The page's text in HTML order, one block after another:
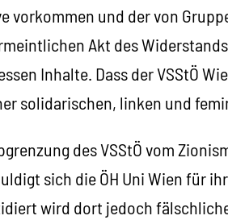
vorkommen und der von
Akt des
Inhalte. Dass der VSStÖ
solidarischen, linken und
des VSStÖ vom
sich die ÖH Uni Wien für
wird dort jedoch